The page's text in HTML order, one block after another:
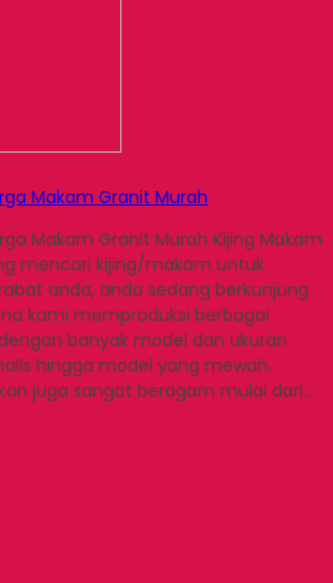
Makam Granit Murah
Makam Granit Murah Kijing Makam
mencari kijing/makam untuk
anda, anda sedang berkunjung
kami memproduksi berbagai
banyak model dan ukuran
hingga model yang mewah.
juga sangat beragam mulai dari…